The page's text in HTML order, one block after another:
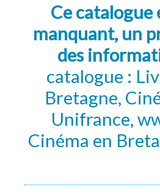
Ce
manquant, un
des
catalogue :
Bretagne,
Unifrance,
Cinéma en